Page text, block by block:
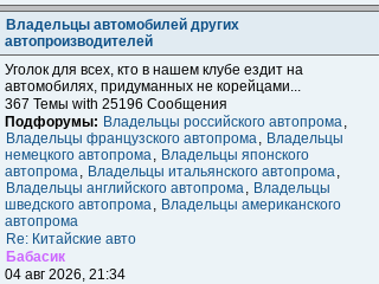
Владельцы автомобилей других
автопроизводителей
Уголок для всех, кто в нашем клубе ездит на
автомобилях, придуманных не корейцами...
367 Темы with 25196 Сообщения
Подфорумы: Владельцы российского автопрома,
Владельцы французского автопрома, Владельцы
немецкого автопрома, Владельцы японского
автопрома, Владельцы итальянского автопрома,
Владельцы английского автопрома, Владельцы
шведского автопрома, Владельцы американского
автопрома
Re: Китайские авто
Бабасик
04 авг 2026, 21:34